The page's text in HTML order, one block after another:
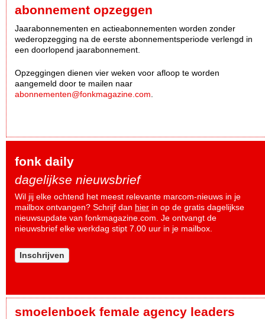
abonnement opzeggen
Jaarabonnementen en actieabonnementen worden zonder
wederopzegging na de eerste abonnementsperiode verlengd in
een doorlopend jaarabonnement.
Opzeggingen dienen vier weken voor afloop te worden
aangemeld door te mailen naar
abonnementen@fonkmagazine.com
fonk daily
dagelijkse nieuwsbrief
Wil jij elke ochtend het meest relevante marcom-nieuws in je
mailbox ontvangen? Schrijf dan hier in op de gratis dagelijkse
nieuwsupdate van fonkmagazine.com. Je ontvangt de
nieuwsbrief elke werkdag stipt 7.00 uur in je mailbox.
Inschrijven
smoelenboek female agency leaders